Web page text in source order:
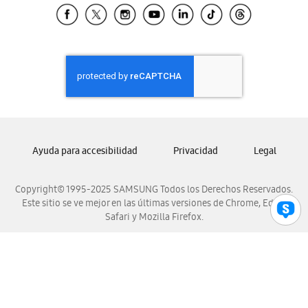
Samsung El Salvador
Samsung Honduras
Samsung Nicaragua
Samsung Panamá
Samsung Venezuela
Copyright© 1995-2025 SAMSUNG Todos los Derechos Reservados.
Este sitio se ve mejor en las últimas versiones de Chrome, Edge,
Safari y Mozilla Firefox.
Ayuda para accesibilidad Privacidad Legal